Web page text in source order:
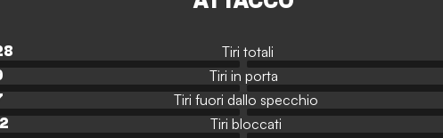
Tiri totali
Tiri in porta
Tiri fuori dallo specchio
Tiri bloccati